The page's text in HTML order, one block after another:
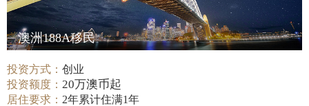
澳洲188A移民
投资方式：创业
投资额度： 20万澳币起
居住要求： 2年累计住满1年